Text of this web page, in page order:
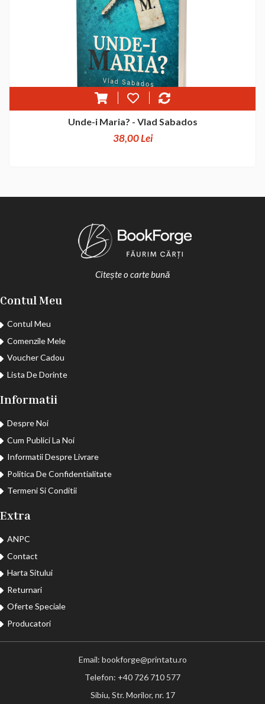
Unde-i Maria? - Vlad Sabados
38,00 Lei
Citește o carte bună
Contul Meu
Contul Meu
Comenzile Mele
Voucher Cadou
Lista De Dorinte
Informatii
Despre Noi
Cum Publici La Noi
Informatii Despre Livrare
Politica De Confidentialitate
Termeni Si Conditii
Extra
ANPC
Contact
Harta Sitului
Returnari
Oferte Speciale
Producatori
Email: bookforge@printatu.ro
Telefon: +40 726 710 577
Sibiu, Str. Morilor, nr. 17